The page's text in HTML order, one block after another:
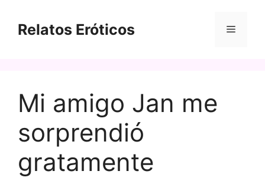
contenido
Relatos Eróticos Menú
Mi amigo Jan me
sorprendió
gratamente